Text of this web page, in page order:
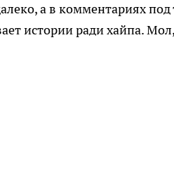
а в комментариях
истории ради хайпа.